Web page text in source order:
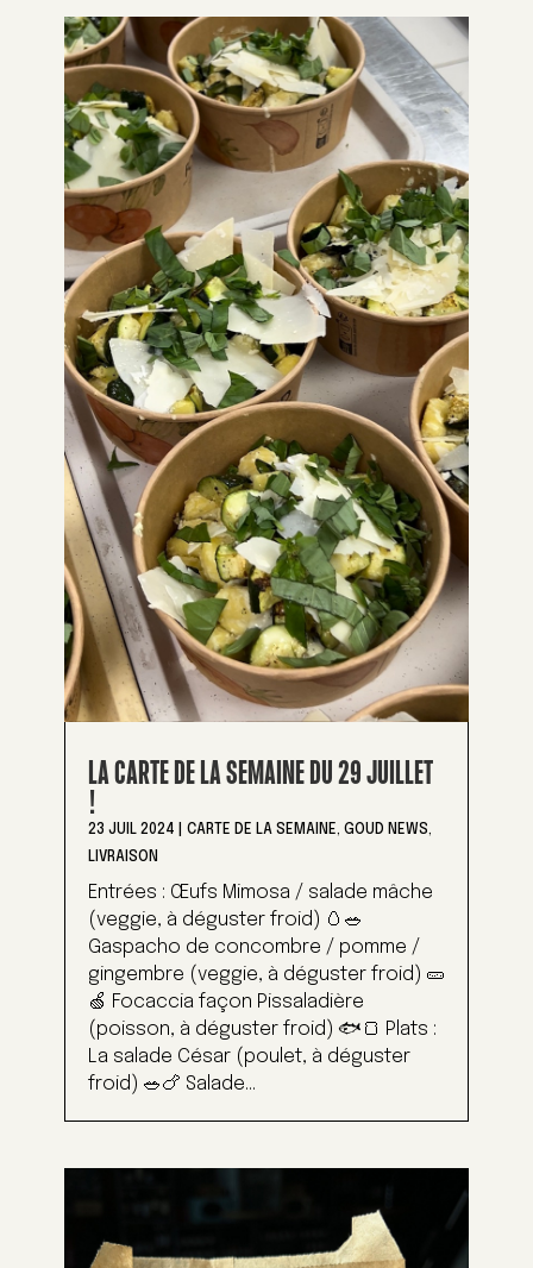
LA CARTE DE LA SEMAINE DU 29 JUILLET
!
23 JUIL 2024 CARTE DE LA SEMAINE, GOUD NEWS,
LIVRAISON
Entrées : Œufs Mimosa / salade mâche
(veggie, à déguster froid) 🥚🥗
Gaspacho de concombre / pomme /
gingembre (veggie, à déguster froid) 🥒
🍏 Focaccia façon Pissaladière
(poisson, à déguster froid) 🐟🍞 Plats :
La salade César (poulet, à déguster
froid) 🥗🍗 Salade...